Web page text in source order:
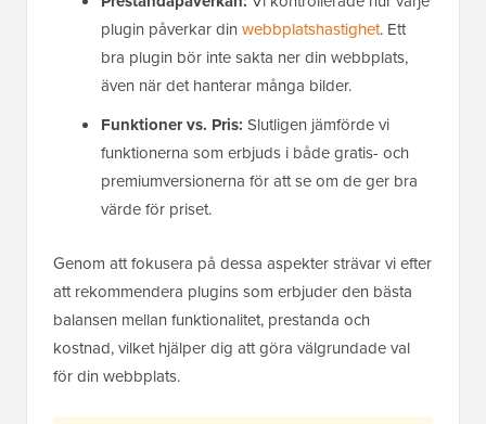
plugin påverkar din webbplatshastighet. Ett
bra plugin bör inte sakta ner din webbplats,
även när det hanterar många bilder.
Funktioner vs. Pris: Slutligen jämförde vi
funktionerna som erbjuds i både gratis- och
premiumversionerna för att se om de ger bra
värde för priset.
Genom att fokusera på dessa aspekter strävar vi efter
att rekommendera plugins som erbjuder den bästa
balansen mellan funktionalitet, prestanda och
kostnad, vilket hjälper dig att göra välgrundade val
för din webbplats.